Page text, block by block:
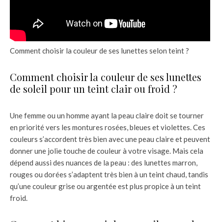
Comment choisir la couleur de ses lunettes selon teint ?
Comment choisir la couleur de ses lunettes
de soleil pour un teint clair ou froid ?
Une femme ou un homme ayant la peau claire doit se tourner
en priorité vers les montures rosées, bleues et violettes. Ces
couleurs s’accordent très bien avec une peau claire et peuvent
donner une jolie touche de couleur à votre visage. Mais cela
dépend aussi des nuances de la peau : des lunettes marron,
rouges ou dorées s’adaptent très bien à un teint chaud, tandis
qu’une couleur grise ou argentée est plus propice à un teint
froid.